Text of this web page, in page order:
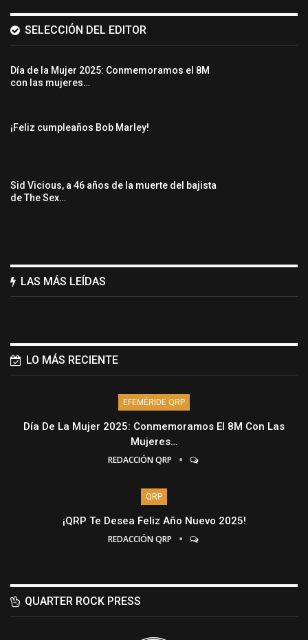
SELECCIÓN DEL EDITOR
Día de la Mujer 2025: Conmemoramos el 8M
con las mujeres…
¡Feliz cumpleaños Bob Marley!
Sid Vicious, a 46 años de la muerte del bajista
de The Sex…
LAS MÁS LEÍDAS
LO MÁS RECIENTE
EFEMÉRIDE QRP
Día De La Mujer 2025: Conmemoramos El 8M Con Las
Mujeres…
REDACCIÓN QRP
QRP
¡QRP Te Desea Feliz Año Nuevo 2025!
REDACCIÓN QRP
QUARTER ROCK PRESS